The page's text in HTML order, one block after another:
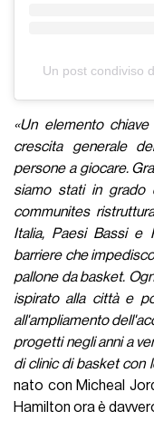
Un post condiviso
«Un elemento
crescita generale
persone a giocare.
siamo stati in grado
communites
Italia, Paesi Bassi e
barriere che
pallone da basket.
ispirato alla città e
all'ampliamento
progetti negli anni a
di clinic di basket con
nato con Micheal
Hamilton ora è